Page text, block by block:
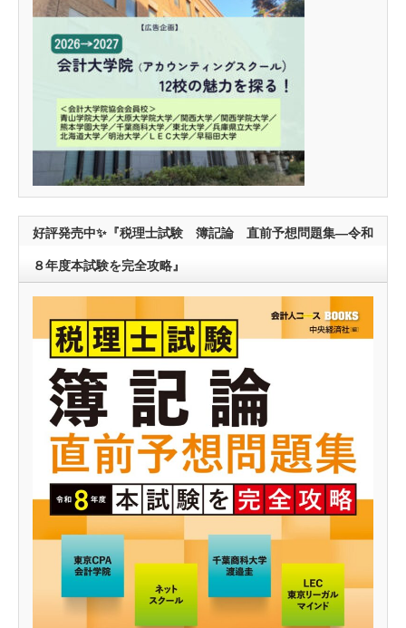
好評発売中✨『税理士試験 簿記論 直前予想問題集―令和
８年度本試験を完全攻略』